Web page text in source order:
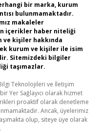
bir marka, kurum
bulunmamaktadır.
makaleler
içerikler haber niteliği
ve kişiler hakkında
kurum ve kişiler ile isim
Sitemizdeki bilgiler
taşımazlar.
Teknolojileri ve İletişim
Yer Sağlayıcı olarak hizmet
proaktif olarak denetleme
Ancak, üyelerimiz
olup, siteye üye olarak